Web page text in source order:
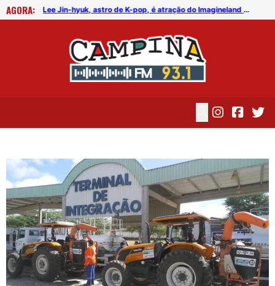
AGORA:
FICG trará Diogo Nogueira, Othon Bastos, Kell Smith e Antônio Nóbrega Lee Jin-hyuk, astro de K-pop, é atração do Imagineland On The Road 2026